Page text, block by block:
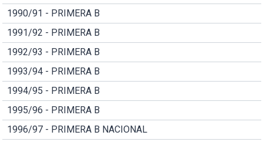
1990/91 - PRIMERA B
1991/92 - PRIMERA B
1992/93 - PRIMERA B
1993/94 - PRIMERA B
1994/95 - PRIMERA B
1995/96 - PRIMERA B
1996/97 - PRIMERA B NACIONAL